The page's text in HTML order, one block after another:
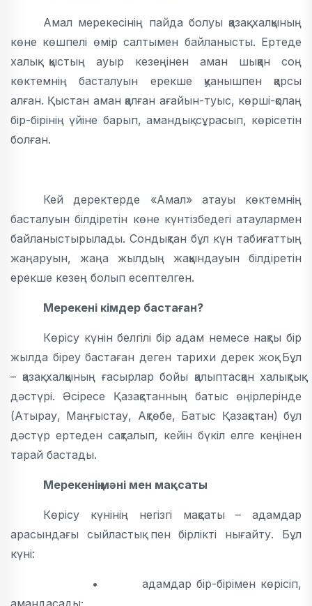
Амал мерекесінің пайда болуы қазақ халқының
көне көшпелі өмір салтымен байланысты. Ертеде
халық қыстың ауыр кезеңінен аман шыққан соң
көктемнің басталуын ерекше қуанышпен қарсы
алған. Қыстан аман қалған ағайын-туыс, көрші-қолаң
бір-бірінің үйіне барып, амандық сұрасып, көрісетін
болған.
Кей деректерде «Амал» атауы көктемнің
басталуын білдіретін көне күнтізбедегі атаулармен
байланыстырылады. Сондықтан бұл күн табиғаттың
жаңаруын, жаңа жылдың жақындауын білдіретін
ерекше кезең болып есептелген.
Мерекені кімдер бастаған?
Көрісу күнін белгілі бір адам немесе нақты бір
жылда біреу бастаған деген тарихи дерек жоқ. Бұл
– қазақ халқының ғасырлар бойы қалыптасқан халықтық
дәстүрі. Әсіресе Қазақстанның батыс өңірлерінде
(Атырау, Маңғыстау, Ақтөбе, Батыс Қазақстан) бұл
дәстүр ертеден сақталып, кейін бүкіл елге кеңінен
тарай бастады.
Мерекенің мәні мен мақсаты
Көрісу күнінің негізгі мақсаты – адамдар
арасындағы сыйластық пен бірлікті нығайту. Бұл
күні:
• адамдар бір-бірімен көрісіп,
амандасады;